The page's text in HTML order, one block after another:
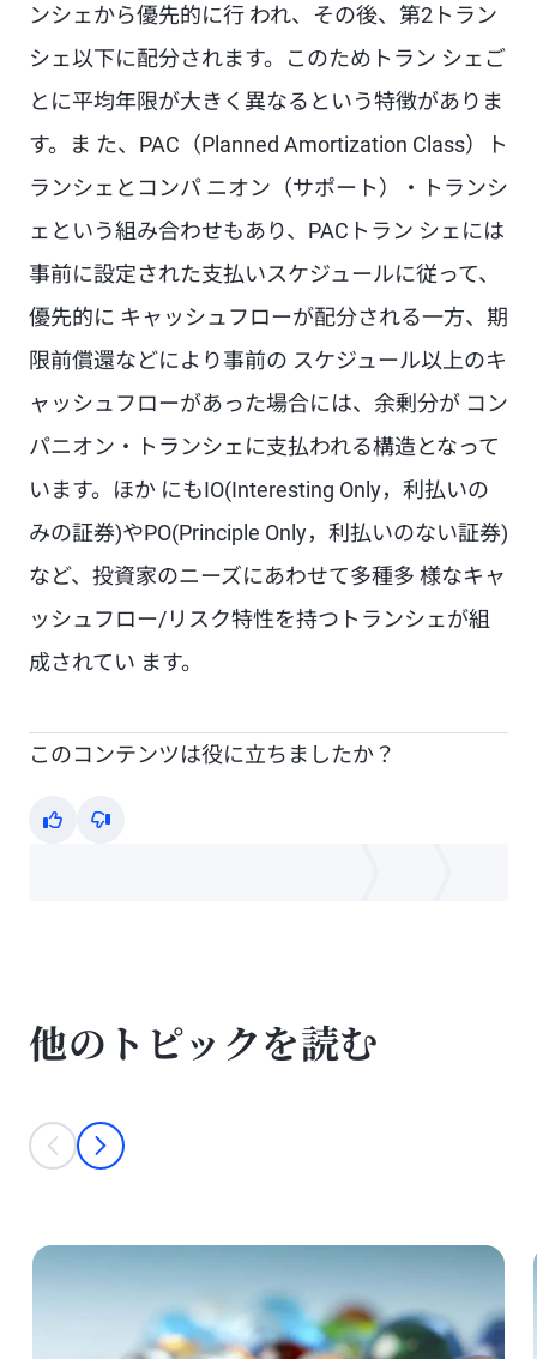
ンシェから優先的に行 われ、その後、第2トラン
シェ以下に配分されます。このためトラン シェご
とに平均年限が大きく異なるという特徴がありま
す。ま た、PAC（Planned Amortization Class）ト
ランシェとコンパ ニオン（サポート）・トランシ
ェという組み合わせもあり、PACトラン シェには
事前に設定された支払いスケジュールに従って、
優先的に キャッシュフローが配分される一方、期
限前償還などにより事前の スケジュール以上のキ
ャッシュフローがあった場合には、余剰分が コン
パニオン・トランシェに支払われる構造となって
います。ほか にもIO(Interesting Only，利払いの
みの証券)やPO(Principle Only，利払いのない証券)
など、投資家のニーズにあわせて多種多 様なキャ
ッシュフロー/リスク特性を持つトランシェが組
成されてい ます。
このコンテンツは役に立ちましたか？
Yes No
他のトピックを読む
This is a carousel with individual cards. Use the previous and next
prev
next